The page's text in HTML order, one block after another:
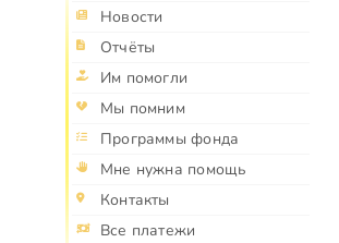
Новости
Отчёты
Им помогли
Мы помним
Программы фонда
Мне нужна помощь
Контакты
Все платежи